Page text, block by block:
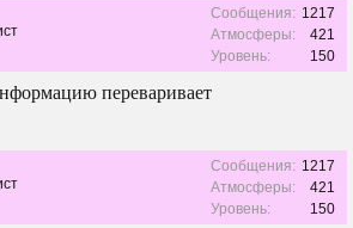
Сообщения: 1217
Атмосферы:
421
Уровень:
150
переваривает
Сообщения: 1217
Атмосферы:
421
Уровень:
150